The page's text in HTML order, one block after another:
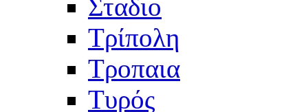
Σταδιο
Τρίπολη
Τροπαια
Τυρός